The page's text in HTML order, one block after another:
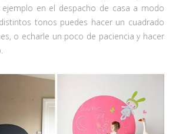
en el despacho de casa a modo
tonos puedes hacer un cuadrado
o echarle un poco de paciencia y hacer